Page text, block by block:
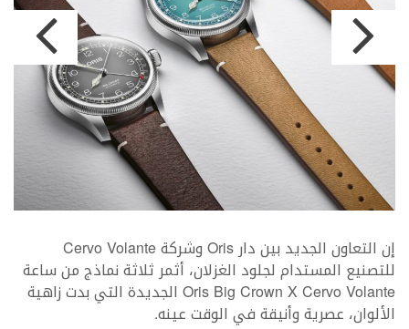
إن التعاون الجديد بين دار Oris وشركة Cervo Volante
للتصنيع المستدام لجلود الغزلان، أثمر ثلاثة نماذج من ساعة
Oris Big Crown X Cervo Volante الجديدة التي بدت زاهية
الألوان، عصرية وأنيقة في الوقت عينه.